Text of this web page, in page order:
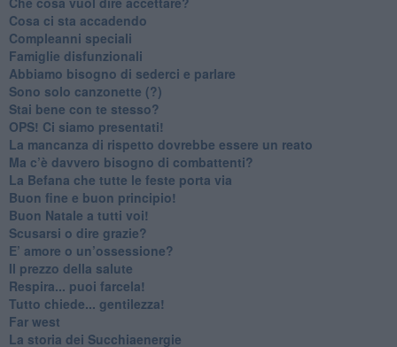
​Cosa ci sta accadendo
​Compleanni speciali
​Famiglie disfunzionali
​Abbiamo bisogno di sederci e parlare
Sono solo canzonette (?)
​Stai bene con te stesso?
​OPS! Ci siamo presentati!
​La mancanza di rispetto dovrebbe essere un reato
​Ma c’è davvero bisogno di combattenti?
​La Befana che tutte le feste porta via
Buon fine e buon principio!
​Buon Natale a tutti voi!
​Scusarsi o dire grazie?
​E’ amore o un’ossessione?
​Il prezzo della salute
​Respira... puoi farcela!
​Tutto chiede... gentilezza!
​Far west
​La storia dei Succhiaenergie